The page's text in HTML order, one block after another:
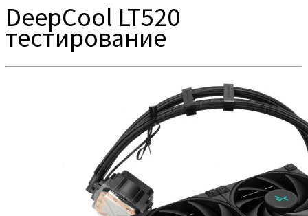
DeepCool LT520
тестирование